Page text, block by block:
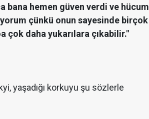
bana hemen güven verdi ve hücum
çünkü onun sayesinde birçok
çok daha yukarılara çıkabilir."
yaşadığı korkuyu şu sözlerle